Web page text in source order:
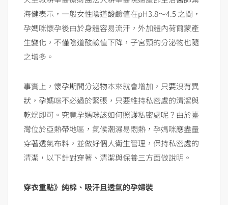
海健表示，一般女性陰道酸鹼值在pH3.8～4.5 之間，
孕媽咪懷孕後由於身體容易流汗，外加體內荷爾蒙產
生變化，不僅陰道酸鹼值下降，子宮頸的分泌物也隨
之增多。
事實上，懷孕期間分泌物本來就會增加，只要沒有異
狀，孕媽咪不必過於緊張，只要維持私密處的清潔與
乾燥即可。究竟孕媽咪該如何照護私密處呢？由於臺
灣位於亞熱帶地區，氣候潮濕易悶熱，孕媽咪應盡量
穿著透氣布料，並做好個人衛生管理，保持私密處的
清潔，以下針對穿著、清潔與保養三方面做說明。
穿衣重點》純棉、吸汗且透氣的孕婦裝